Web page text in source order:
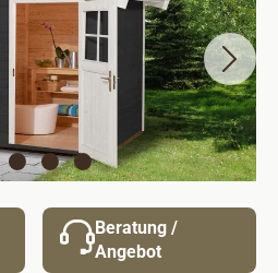
Beratung /
Angebot